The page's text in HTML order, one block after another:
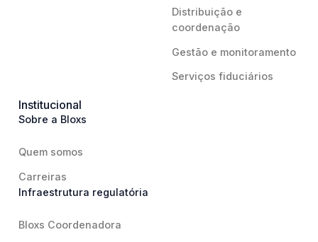
Distribuição e
coordenação
Gestão e monitoramento
Serviços fiduciários
Institucional
Sobre a Bloxs
Quem somos
Carreiras
Infraestrutura regulatória
Bloxs Coordenadora